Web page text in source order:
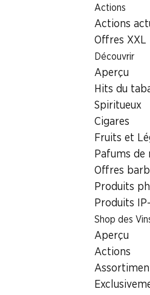
Actions
Actions
Offres XXL
Découvrir
Aperçu
Hits du
Spiritueux
Cigares
Fruits et
Pafums de
Offres
Produits
Produits
Shop des
Aperçu
Actions
Localisateur de
Succursale Denner
4153 Reinach
Shopping Center
Succursale Denner
Niederbergstrasse 1, 4153
Voir l’itinéraire
Heures d'ouverture